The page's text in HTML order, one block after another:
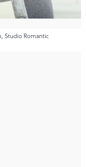
Studio Romantic